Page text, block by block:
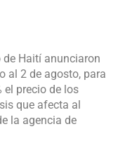
Haití anunciaron
al 2 de agosto, para
el precio de los
que afecta al
la agencia de